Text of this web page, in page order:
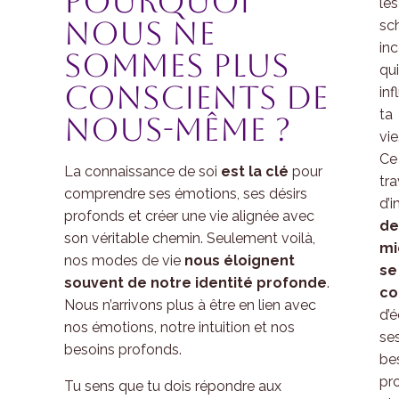
nous ne
sommes plus
conscients de
nous-même ?
La connaissance de soi est la clé pour
comprendre ses émotions, ses désirs
profonds et créer une vie alignée avec
son véritable chemin. Seulement voilà,
nos modes de vie nous éloignent
souvent de notre identité profonde.
Nous n’arrivons plus à être en lien avec
nos émotions, notre intuition et nos
besoins profonds.
Tu sens que tu dois répondre aux
qui
ta
Ce
de
se